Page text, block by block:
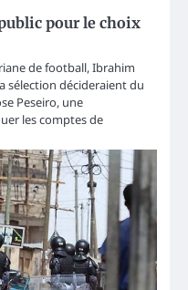
pour le choix
de football, Ibrahim
sélection décideraient du
Peseiro, une
les comptes de